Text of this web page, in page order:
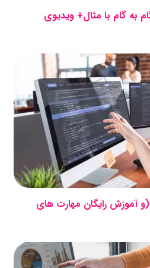
به گام با مثال+ ویدیوی
(و آموزش رایگان مهارت های